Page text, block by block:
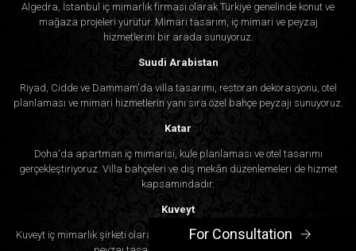
For Consultation
Algedra, İstanbul iç mimarlık firması olarak Türkiye genelinde konut ve
mağaza projeleri yürütür. Mimari tasarım, iç mimari ve peyzaj
hizmetlerini bir arada sunuyoruz.
Suudi Arabistan
Riyad, Cidde ve Dammam'da villa tasarımı, restoran dekorasyonu, otel
planlaması ve mimari hizmetlerin yanı sıra özel bahçe peyzajı sunuyoruz.
Katar
Doha'da apartman iç mimarisi, kule planlaması ve otel tasarımı
gerçekleştiriyoruz. Villa bahçeleri ve dış mekân düzenlemeleri de hizmet
kapsamındadır.
Kuveyt
Kuveyt iç mimarlık şirketi olarak konut, ticari iç mekân, mimari çizimler ve